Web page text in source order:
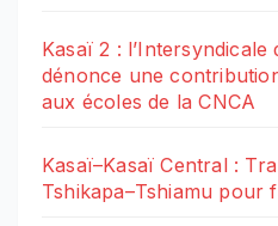
Kasaï 2 : l’Intersyndicale
dénonce une
aux écoles de la CNCA
Kasaï–Kasaï Central :
Tshikapa–Tshiamu pour